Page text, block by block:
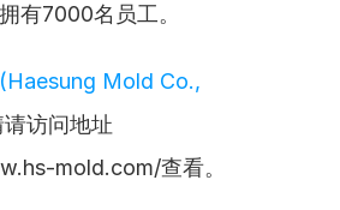
有7000名员工。
Mold Co.,
请访问地址
mold.com/查看。